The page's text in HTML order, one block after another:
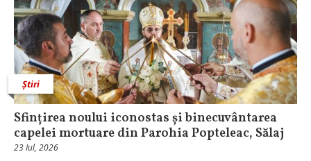
Știri
Sfințirea noului iconostas și binecuvântarea
capelei mortuare din Parohia Popteleac, Sălaj
23 Iul, 2026